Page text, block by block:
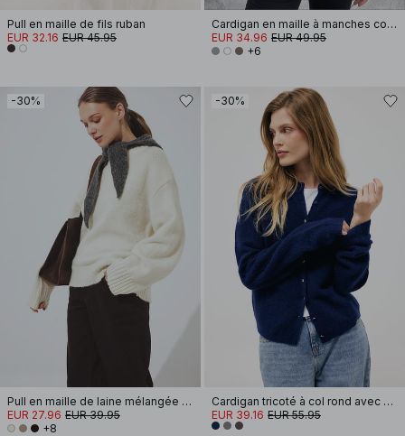
Pull en maille de fils ruban
EUR 32.16 EUR 45.95
Cardigan en maille à manches courtes
EUR 34.96 EUR 49.95
+6
-30%
Pull en maille de laine mélangée à encolure ronde
EUR 27.96 EUR 39.95
+8
-30%
Cardigan tricoté à col rond avec boutons
EUR 39.16 EUR 55.95